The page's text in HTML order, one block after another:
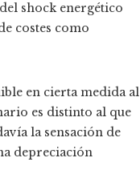
shock energético
costes como
en cierta medida al
es distinto al que
la sensación de
depreciación